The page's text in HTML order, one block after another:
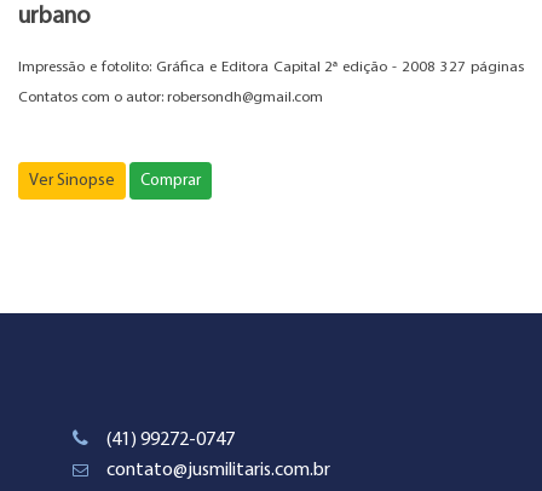
urbano
Impressão e fotolito: Gráfica e Editora Capital 2ª edição - 2008 327 páginas
Contatos com o autor: robersondh@gmail.com
Ver Sinopse Comprar
(41) 99272-0747
contato@jusmilitaris.com.br